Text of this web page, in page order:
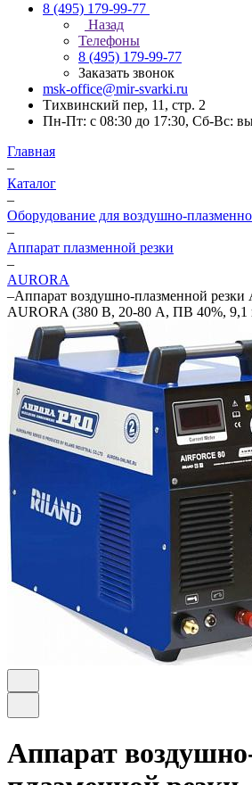
8 (495) 179-99-77
Назад
Телефоны
8 (495) 179-99-77
Заказать звонок
msk-office@mir-svarki.ru
Тихвинский пер, 11, стр. 2
Пн-Пт: с 08:30 до 17:30, Сб-Вс:
Главная
–
Каталог
–
Оборудование для воздушно-
–
Аппарат плазменной резки
–
AURORA
–Аппарат воздушно-плазменной
AURORA (380 В, 20-80 А, ПВ 40%, 9,1
Аппарат